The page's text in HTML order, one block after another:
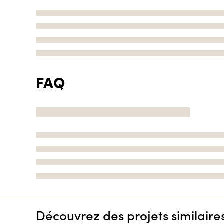
FAQ
Découvrez des projets